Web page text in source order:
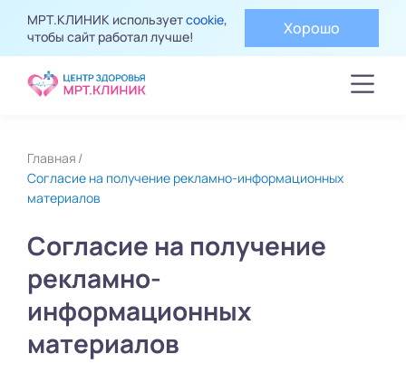
МРТ.КЛИНИК используетcookie,
чтобы сайт работал лучше!
Хорошо
Главная
Согласие на получение рекламно-информационных
материалов
Согласие на получение
рекламно-
информационных
материалов